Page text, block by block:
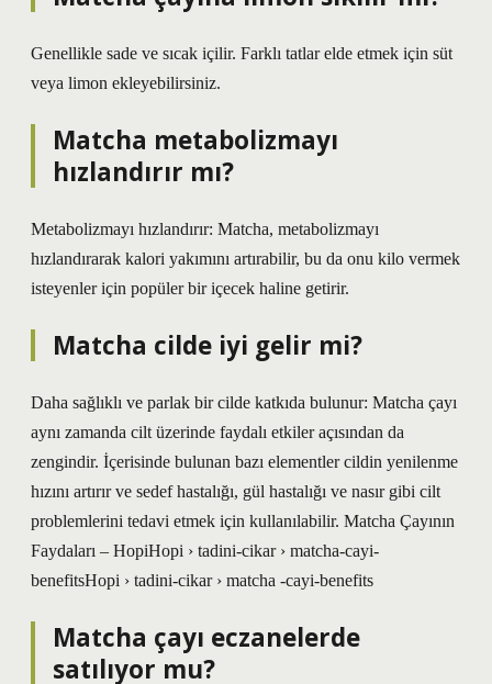
Genellikle sade ve sıcak içilir. Farklı tatlar elde etmek için süt
veya limon ekleyebilirsiniz.
Matcha metabolizmayı
hızlandırır mı?
Metabolizmayı hızlandırır: Matcha, metabolizmayı
hızlandırarak kalori yakımını artırabilir, bu da onu kilo vermek
isteyenler için popüler bir içecek haline getirir.
Matcha cilde iyi gelir mi?
Daha sağlıklı ve parlak bir cilde katkıda bulunur: Matcha çayı
aynı zamanda cilt üzerinde faydalı etkiler açısından da
zengindir. İçerisinde bulunan bazı elementler cildin yenilenme
hızını artırır ve sedef hastalığı, gül hastalığı ve nasır gibi cilt
problemlerini tedavi etmek için kullanılabilir. Matcha Çayının
Faydaları – HopiHopi › tadini-cikar › matcha-cayi-
benefitsHopi › tadini-cikar › matcha -cayi-benefits
Matcha çayı eczanelerde
satılıyor mu?